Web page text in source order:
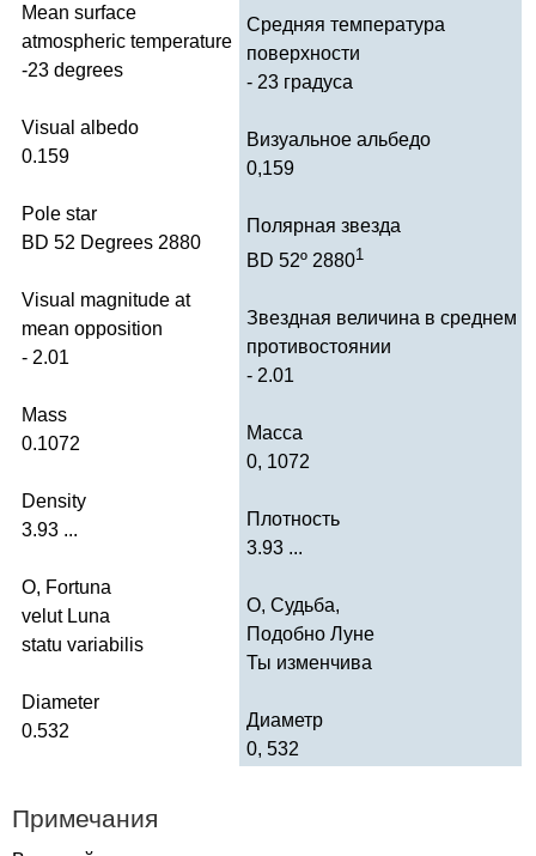
Mean surface
atmospheric temperature
-23 degrees
Visual albedo
0.159
Pole star
BD 52 Degrees 2880
Visual magnitude at
mean opposition
- 2.01
Mass
0.1072
Density
3.93 ...
O, Fortuna
velut Luna
statu variabilis
Diameter
0.532
Средняя температура
поверхности
- 23 градуса
Визуальное альбедо
0,159
Полярная звезда
BD 52º 28801
Звездная величина в среднем
противостоянии
- 2.01
Масса
0, 1072
Плотность
3.93 ...
О, Судьба,
Подобно Луне
Ты изменчива
Диаметр
0, 532
Примечания